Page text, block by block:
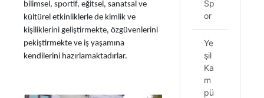
bilimsel, sportif, eğitsel, sanatsal ve
kültürel etkinliklerle de kimlik ve
kişiliklerini geliştirmekte, özgüvenlerini
pekiştirmekte ve iş yaşamına
kendilerini hazırlamaktadırlar.
Sp
or
Ye
şil
Ka
m
pü